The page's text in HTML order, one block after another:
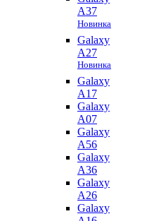
A37
Новинка
Galaxy
A27
Новинка
Galaxy
A17
Galaxy
A07
Galaxy
A56
Galaxy
A36
Galaxy
A26
Galaxy